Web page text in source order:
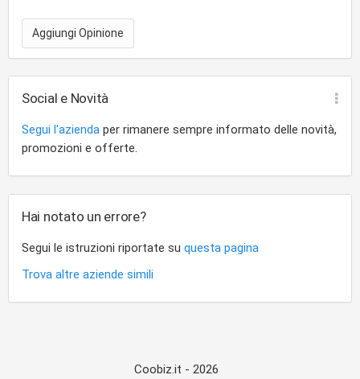
Aggiungi Opinione
Social e Novità
Segui l'azienda per rimanere sempre informato delle novità,
promozioni e offerte.
Hai notato un errore?
Segui le istruzioni riportate su questa pagina
Trova altre aziende simili
Coobiz.it - 2026